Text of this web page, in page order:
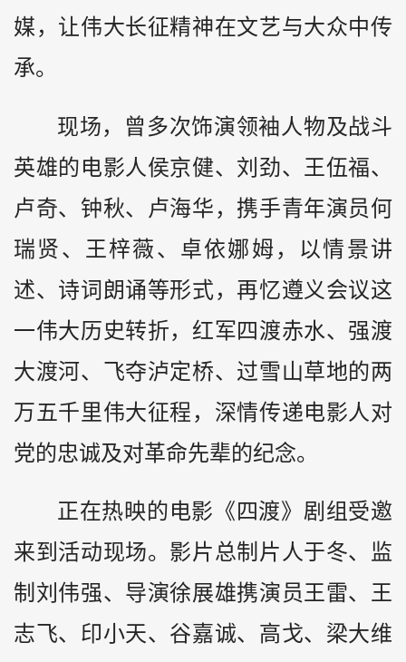
媒，让伟大长征精神在文艺与大众中传
承。
现场，曾多次饰演领袖人物及战斗
英雄的电影人侯京健、刘劲、王伍福、
卢奇、钟秋、卢海华，携手青年演员何
瑞贤、王梓薇、卓依娜姆，以情景讲
述、诗词朗诵等形式，再忆遵义会议这
一伟大历史转折，红军四渡赤水、强渡
大渡河、飞夺泸定桥、过雪山草地的两
万五千里伟大征程，深情传递电影人对
党的忠诚及对革命先辈的纪念。
正在热映的电影《四渡》剧组受邀
来到活动现场。影片总制片人于冬、监
制刘伟强、导演徐展雄携演员王雷、王
志飞、印小天、谷嘉诚、高戈、梁大维